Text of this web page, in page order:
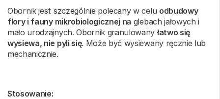
Obornik jest szczególnie polecany w celu odbudowy
flory i fauny mikrobiologicznej na glebach jałowych i
mało urodzajnych. Obornik granulowanyłatwo się
wysiewa, nie pyli się. Może być wysiewany ręcznie lub
mechanicznie.
Stosowanie: